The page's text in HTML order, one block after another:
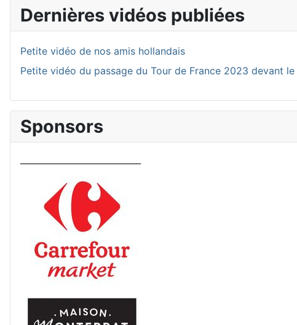
Dernières vidéos publiées
Petite vidéo de nos amis hollandais
Petite vidéo du passage du Tour de France 2023 devant le
Sponsors